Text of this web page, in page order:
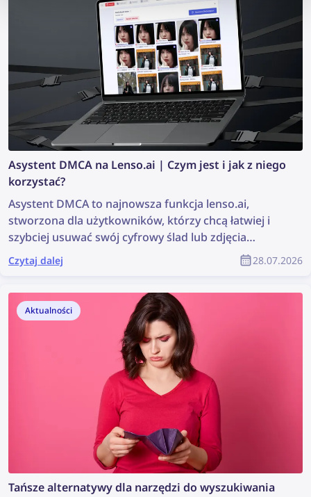
Asystent DMCA na Lenso.ai | Czym jest i jak z niego
korzystać?
Asystent DMCA to najnowsza funkcja lenso.ai,
stworzona dla użytkowników, którzy chcą łatwiej i
szybciej usuwać swój cyfrowy ślad lub zdjęcia
chronione prawem autorskim. Narzędzie generuje
gotowe do wklejenia wiadomości e-mail, które
treści DMCA ze stron internetowych, na których
znaleziono obrazy. Czytaj dalej, aby dowiedzieć się,
jak usunąć swoje zdjęcia z dowolnej strony
internetowej z pomocą Asystenta DMCA na lenso.ai.
Czytaj dalej 28.07.2026
Aktualności
Tańsze alternatywy dla narzędzi do wyszukiwania